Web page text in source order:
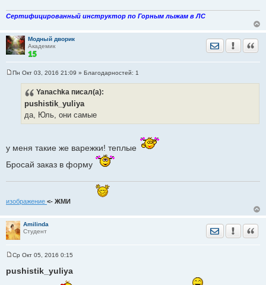
н
и
Сертифицированный инструктор по Горным лыжам в ЛС
Модный дворик
Академик
Отправить
Пн Окт 03, 2016 21:09 » Благодарностей: 1
Yanachka писал(а):
pushistik_yuliya
да, Юль, они самые
у меня такие же варежки! теплые
Бросай заказ в форму
изображение <- ЖМИ
Amilinda
Студент
Отправить
о
Ср Окт 05, 2016 0:15
pushistik_yuliya